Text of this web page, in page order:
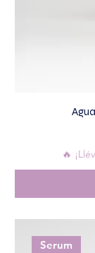
🔥
Serum